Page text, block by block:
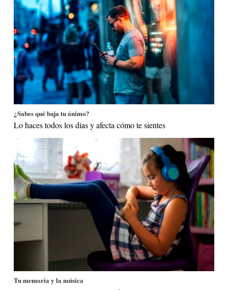
¿Sabes qué baja tu ánimo?
Lo haces todos los días y afecta cómo te sientes
Tu memoria y la música